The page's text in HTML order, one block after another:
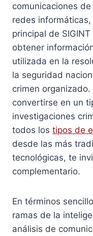
comunicaciones
redes
principal de
obtener
utilizada en la
la seguridad
crimen organizado.
convertirse en un
investigaciones
todos los tipos de
desde las más
tecnológicas, te
complementario.
En términos
ramas de la
análisis de